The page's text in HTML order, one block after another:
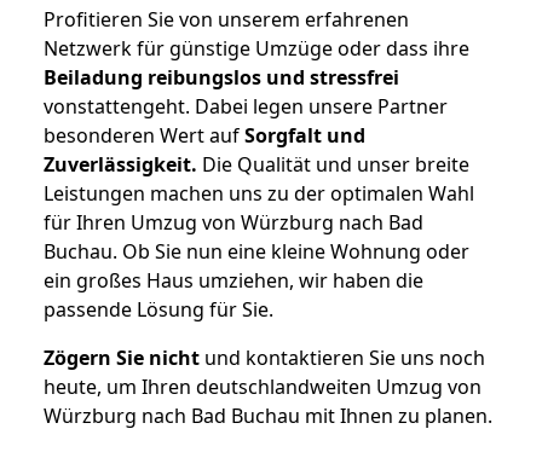
Profitieren Sie von unserem erfahrenen
Netzwerk für günstige Umzüge oder dass ihre
Beiladung reibungslos und stressfrei
vonstattengeht. Dabei legen unsere Partner
besonderen Wert aufSorgfalt und
Zuverlässigkeit. Die Qualität und unser breite
Leistungen machen uns zu der optimalen Wahl
für Ihren Umzug von Würzburg nach Bad
Buchau. Ob Sie nun eine kleine Wohnung oder
ein großes Haus umziehen, wir haben die
passende Lösung für Sie.
Zögern Sie nicht und kontaktieren Sie uns noch
heute, um Ihren deutschlandweiten Umzug von
Würzburg nach Bad Buchau mit Ihnen zu planen.